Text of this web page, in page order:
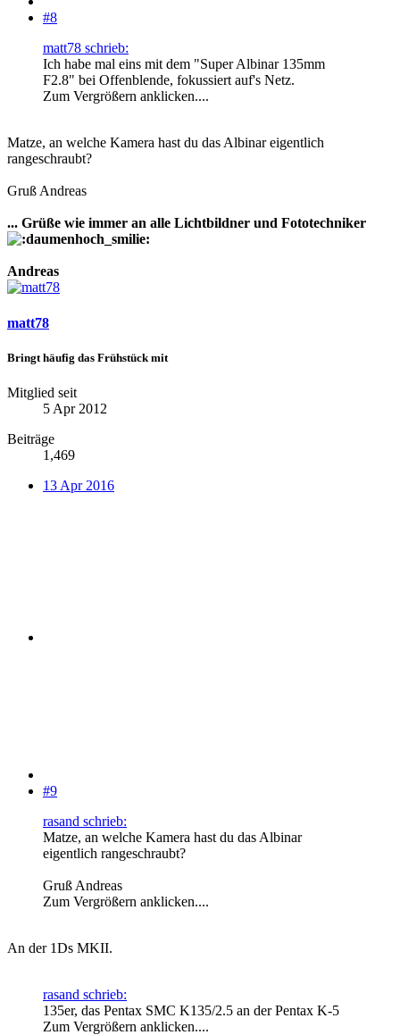
#8
matt78 schrieb:
Ich habe mal eins mit dem "Super Albinar 135mm
F2.8" bei Offenblende, fokussiert auf's Netz.
Zum Vergrößern anklicken....
Matze, an welche Kamera hast du das Albinar eigentlich
rangeschraubt?
Gruß Andreas
... Grüße wie immer an alle Lichtbildner und Fototechniker
Andreas
matt78
Bringt häufig das Frühstück mit
Mitglied seit
5 Apr 2012
Beiträge
1,469
13 Apr 2016
#9
rasand schrieb:
Matze, an welche Kamera hast du das Albinar
eigentlich rangeschraubt?
Gruß Andreas
Zum Vergrößern anklicken....
An der 1Ds MKII.
rasand schrieb:
135er, das Pentax SMC K135/2.5 an der Pentax K-5
Zum Vergrößern anklicken....